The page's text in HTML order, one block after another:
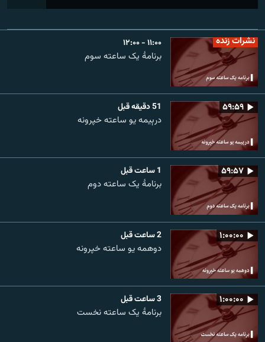
نشرات زنده ۱۱:۰۰ - ۱۲:۰۰
برنامۀ یک ساعته سوم
۵۹:۵۹ 51 دقیقه قبل
درېیمه یو ساعته خپرونه
۵۹:۵۷ 1 ساعت قبل
برنامۀ یک ساعته دوم
۱:۰۰:۰۰ 2 ساعت قبل
دوهمه یو ساعته خپرونه
۱:۰۰:۰۰ 3 ساعت قبل
برنامۀ یک ساعته نخست